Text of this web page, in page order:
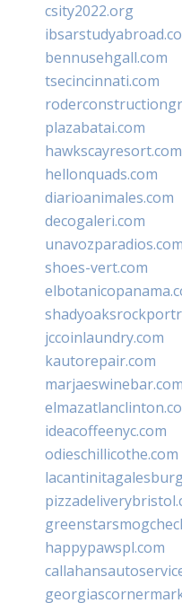
csity2022.org
bennusehgall.com
tsecincinnati.com
plazabatai.com
hawkscayresort.com
hellonquads.com
diarioanimales.com
decogaleri.com
unavozparadios.com
shoes-vert.com
jccoinlaundry.com
kautorepair.com
marjaeswinebar.com
ideacoffeenyc.com
odieschillicothe.com
happypawspl.com